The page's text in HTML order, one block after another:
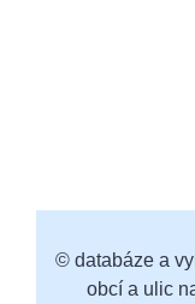
© databáze a
obcí a ulic